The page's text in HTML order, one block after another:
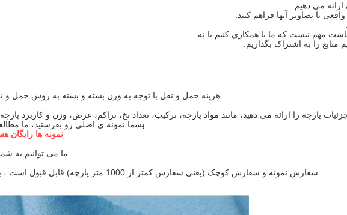
منابع را به اشتراک بگذاریم.
هزینه حمل و نقل با توجه به وزن بسته و بسته به روش حمل
پارچه را ارائه می دهید، مانند مواد پارچه، ترکیب، تعداد نخ، تراکم، عرض، وزن و کاربرد
بشما نمونه ي اصلي رو بفرستيد، ما
نمونه ها رایگان
ما می توانیم به
سفارش نمونه و سفارش کوچک (یعنی سفارش کمتر از 1000 متر پارچه) قابل قبول است ، با این حال قیمت آنها باید در هر مورد تایید شود.